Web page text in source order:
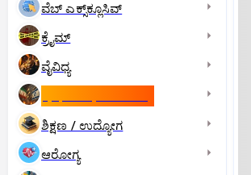
ವೆಬ್ ಎಕ್ಸ್‌ಕ್ಲೂಸಿವ್
ಕ್ರೈಮ್
ವೈವಿಧ್ಯ
ಶಿಕ್ಷಣ / ಉದ್ಯೋಗ
ಆರೋಗ್ಯ